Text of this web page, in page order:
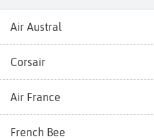
Air Austral
Corsair
Air France
French Bee